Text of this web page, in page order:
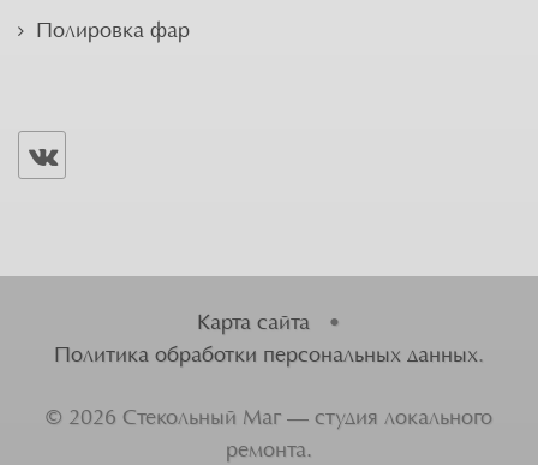
Полировка фар
Карта сайта
•
Политика обработки персональных данных.
© 2026 Стекольный Маг — студия локального
ремонта.